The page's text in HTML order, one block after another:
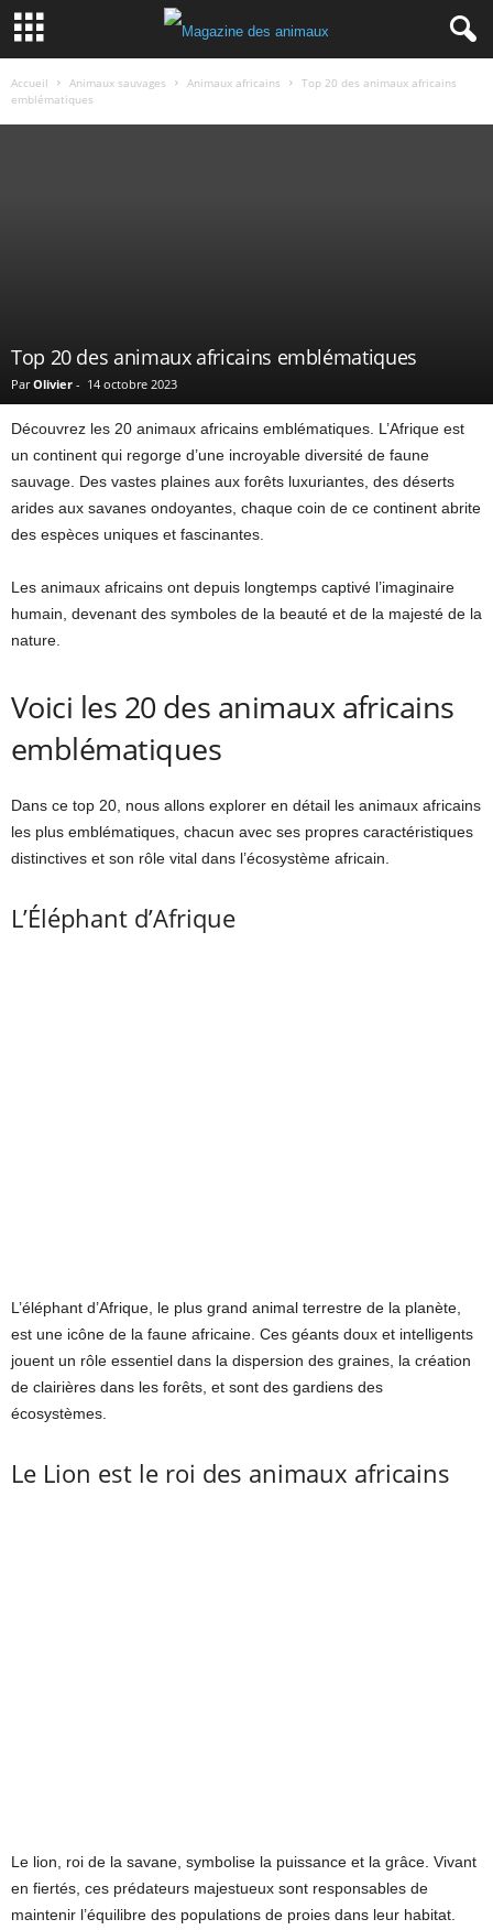
Accueil Animaux sauvages Animaux africains
Top 20 des animaux africains
emblématiques
Top 20 des animaux africains emblématiques
Par Olivier - 14 octobre 2023
Découvrez les 20 animaux africains emblématiques. L’Afrique est
un continent qui regorge d’une incroyable diversité de faune
sauvage. Des vastes plaines aux forêts luxuriantes, des déserts
arides aux savanes ondoyantes, chaque coin de ce continent abrite
des espèces uniques et fascinantes.
Les animaux africains ont depuis longtemps captivé l’imaginaire
humain, devenant des symboles de la beauté et de la majesté de la
nature.
Voici les 20 des animaux africains
emblématiques
Dans ce top 20, nous allons explorer en détail les animaux africains
les plus emblématiques, chacun avec ses propres caractéristiques
distinctives et son rôle vital dans l’écosystème africain.
L’Éléphant d’Afrique
L’éléphant d’Afrique, le plus grand animal terrestre de la planète,
est une icône de la faune africaine. Ces géants doux et intelligents
jouent un rôle essentiel dans la dispersion des graines, la création
de clairières dans les forêts, et sont des gardiens des
écosystèmes.
Le Lion est le roi des animaux africains
Le lion, roi de la savane, symbolise la puissance et la grâce. Vivant
en fiertés, ces prédateurs majestueux sont responsables de
maintenir l’équilibre des populations de proies dans leur habitat.